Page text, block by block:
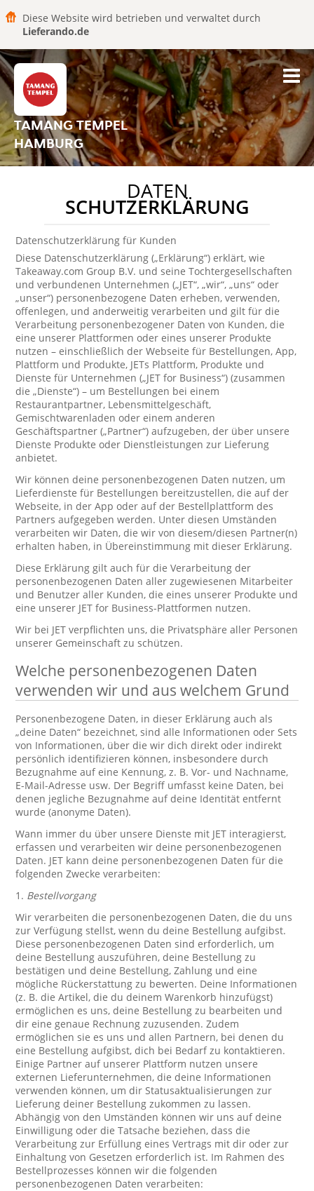
Diese Website wird betrieben und verwaltet durch
Lieferando.de
TAMANG TEMPEL
HAMBURG
DATEN
SCHUTZERKLÄRUNG
Datenschutzerklärung für Kunden
Diese Datenschutzerklärung („Erklärung“) erklärt, wie
Takeaway.com Group B.V. und seine Tochtergesellschaften
und verbundenen Unternehmen („JET“, „wir“, „uns“ oder
„unser“) personenbezogene Daten erheben, verwenden,
offenlegen, und anderweitig verarbeiten und gilt für die
Verarbeitung personenbezogener Daten von Kunden, die
eine unserer Plattformen oder eines unserer Produkte
nutzen – einschließlich der Webseite für Bestellungen, App,
Plattform und Produkte, JETs Plattform, Produkte und
Dienste für Unternehmen („JET for Business“) (zusammen
die „Dienste“) – um Bestellungen bei einem
Restaurantpartner, Lebensmittelgeschäft,
Gemischtwarenladen oder einem anderen
Geschäftspartner („Partner“) aufzugeben, der über unsere
Dienste Produkte oder Dienstleistungen zur Lieferung
anbietet.
Wir können deine personenbezogenen Daten nutzen, um
Lieferdienste für Bestellungen bereitzustellen, die auf der
Webseite, in der App oder auf der Bestellplattform des
Partners aufgegeben werden. Unter diesen Umständen
verarbeiten wir Daten, die wir von diesem/diesen Partner(n)
erhalten haben, in Übereinstimmung mit dieser Erklärung.
Diese Erklärung gilt auch für die Verarbeitung der
personenbezogenen Daten aller zugewiesenen Mitarbeiter
und Benutzer aller Kunden, die eines unserer Produkte und
eine unserer JET for Business-Plattformen nutzen.
Wir bei JET verpflichten uns, die Privatsphäre aller Personen
unserer Gemeinschaft zu schützen.
Welche personenbezogenen Daten
verwenden wir und aus welchem Grund
Personenbezogene Daten, in dieser Erklärung auch als
„deine Daten“ bezeichnet, sind alle Informationen oder Sets
von Informationen, über die wir dich direkt oder indirekt
persönlich identifizieren können, insbesondere durch
Bezugnahme auf eine Kennung, z. B. Vor- und Nachname,
E-Mail-Adresse usw. Der Begriff umfasst keine Daten, bei
denen jegliche Bezugnahme auf deine Identität entfernt
wurde (anonyme Daten).
Wann immer du über unsere Dienste mit JET interagierst,
erfassen und verarbeiten wir deine personenbezogenen
Daten. JET kann deine personenbezogenen Daten für die
folgenden Zwecke verarbeiten:
1. Bestellvorgang
Wir verarbeiten die personenbezogenen Daten, die du uns
zur Verfügung stellst, wenn du deine Bestellung aufgibst.
Diese personenbezogenen Daten sind erforderlich, um
deine Bestellung auszuführen, deine Bestellung zu
bestätigen und deine Bestellung, Zahlung und eine
mögliche Rückerstattung zu bewerten. Deine Informationen
(z. B. die Artikel, die du deinem Warenkorb hinzufügst)
ermöglichen es uns, deine Bestellung zu bearbeiten und
dir eine genaue Rechnung zuzusenden. Zudem
ermöglichen sie es uns und allen Partnern, bei denen du
eine Bestellung aufgibst, dich bei Bedarf zu kontaktieren.
Einige Partner auf unserer Plattform nutzen unsere
externen Lieferunternehmen, die deine Informationen
verwenden können, um dir Statusaktualisierungen zur
Lieferung deiner Bestellung zukommen zu lassen.
Abhängig von den Umständen können wir uns auf deine
Einwilligung oder die Tatsache beziehen, dass die
Verarbeitung zur Erfüllung eines Vertrags mit dir oder zur
Einhaltung von Gesetzen erforderlich ist. Im Rahmen des
Bestellprozesses können wir die folgenden
personenbezogenen Daten verarbeiten: